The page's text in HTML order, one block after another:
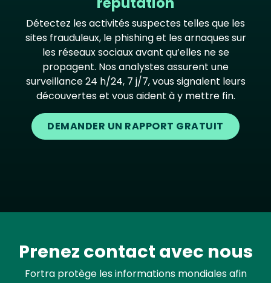
Détectez les activités suspectes telles que les
sites frauduleux, le phishing et les arnaques sur
les réseaux sociaux avant qu’elles ne se
propagent. Nos analystes assurent une
surveillance 24 h/24, 7 j/7, vous signalent leurs
découvertes et vous aident à y mettre fin.
DEMANDER UN RAPPORT GRATUIT
Prenez contact avec nous
Fortra protège les informations mondiales afin